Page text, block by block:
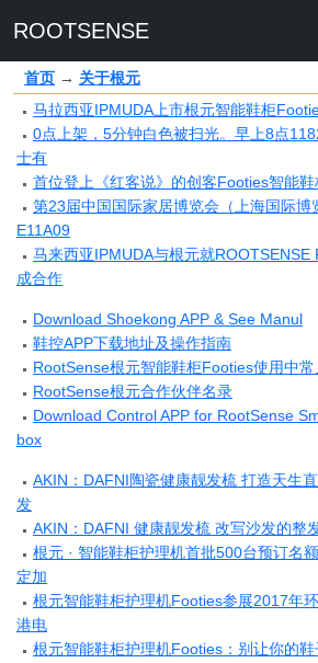
ROOTSENSE
首页 → 关于根元
马拉西亚IPMUDA上市根元智能鞋柜
0点上架，5分钟白色被扫光。早上8点
士有
首位登上《红客说》的创客Footies智能鞋
第23届中国国际家居博览会（上海国际博
E11A09
马来西亚IPMUDA与根元就ROOTSENSE
成合作
Download Shoekong APP & See Manul
鞋控APP下载地址及操作指南
RootSense根元智能鞋柜Footies使用中
RootSense根元合作伙伴名录
Download Control APP for RootSense
box
AKIN：DAFNI陶瓷健康靓发梳 打造天生
发
AKIN：DAFNI 健康靓发梳 改写沙发的整
根元 · 智能鞋柜护理机首批500台预订名
定加
根元智能鞋柜护理机Footies参展2017年
港电
根元智能鞋柜护理机Footies：别让你的